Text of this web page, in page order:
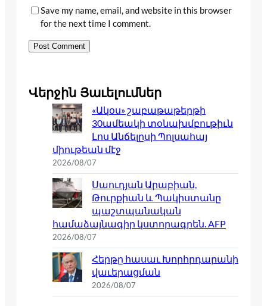
Save my name, email, and website in this browser
for the next time I comment.
Վերջին Յաւելումներ
«Ակօս» շաբաթաթերթի
30ամեակի տօնախմբութիւն
Լոս Անճելըսի Պոլսահայ
միութեան մէջ
2026/08/07
Սաուդյան Արաբիան,
Թուրքիան և Պակիստանը
պաշտպանական
համաձայնագիր կստորագրեն. AFP
2026/08/07
Հերթը հասաւ Խորհրդարանի
վաւերացման
2026/08/07